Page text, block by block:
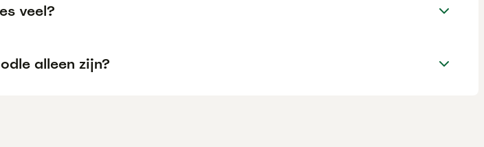
veel?
alleen zijn?